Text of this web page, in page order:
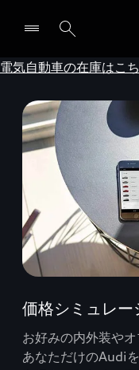
電気自動車の在庫はこ
価格シミュレー
お好みの内外装や
あなただけのAudi